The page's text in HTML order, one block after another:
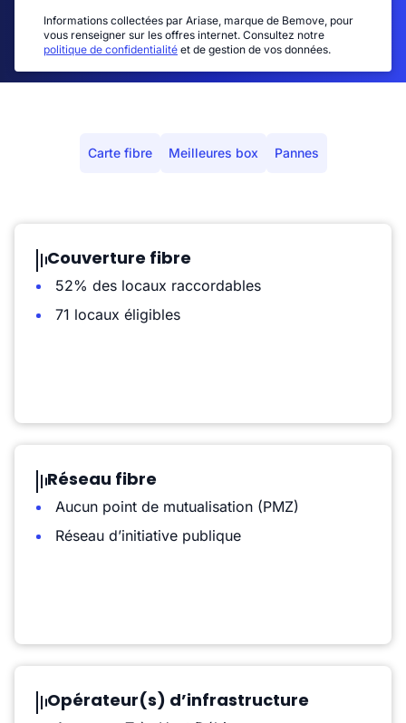
Informations collectées par Ariase, marque de Bemove, pour
vous renseigner sur les offres internet. Consultez notre
politique de confidentialité et de gestion de vos données.
Carte fibre Meilleures box Pannes
Couverture fibre
52% des locaux raccordables
71 locaux éligibles
Réseau fibre
Aucun point de mutualisation (PMZ)
Réseau d’initiative publique
Opérateur(s) d’infrastructure